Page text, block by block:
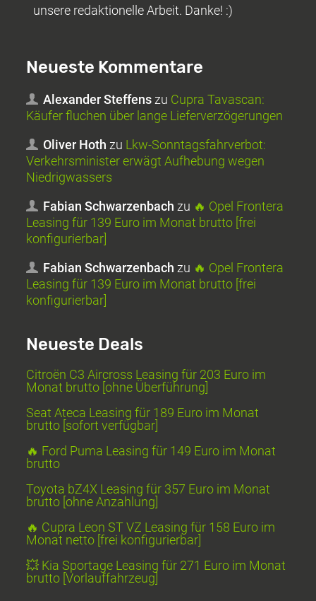
unsere redaktionelle Arbeit. Danke! :)
Neueste Kommentare
Alexander Steffens zu Cupra Tavascan:
Käufer fluchen über lange Lieferverzögerungen
Oliver Hoth zu Lkw-Sonntagsfahrverbot:
Verkehrsminister erwägt Aufhebung wegen
Niedrigwassers
Fabian Schwarzenbach zu 🔥 Opel Frontera
Leasing für 139 Euro im Monat brutto [frei
konfigurierbar]
Fabian Schwarzenbach zu 🔥 Opel Frontera
Leasing für 139 Euro im Monat brutto [frei
konfigurierbar]
Neueste Deals
Citroën C3 Aircross Leasing für 203 Euro im
Monat brutto [ohne Überführung]
Seat Ateca Leasing für 189 Euro im Monat
brutto [sofort verfügbar]
🔥 Ford Puma Leasing für 149 Euro im Monat
brutto
Toyota bZ4X Leasing für 357 Euro im Monat
brutto [ohne Anzahlung]
🔥 Cupra Leon ST VZ Leasing für 158 Euro im
Monat netto [frei konfigurierbar]
💥 Kia Sportage Leasing für 271 Euro im Monat
brutto [Vorlauffahrzeug]